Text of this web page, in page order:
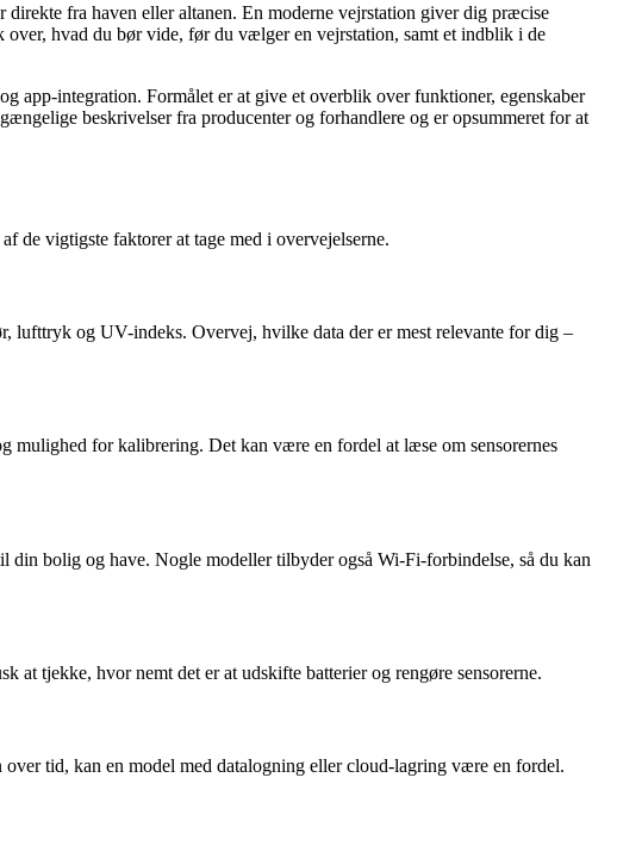
fra haven eller altanen. En moderne vejrstation giver dig præcise
over, hvad du bør vide, før du vælger en vejrstation, samt et indblik i de
app-integration. Formålet er at give et overblik over funktioner, egenskaber
beskrivelser fra producenter og forhandlere og er opsummeret for at
de vigtigste faktorer at tage med i overvejelserne.
lufttryk og UV-indeks. Overvej, hvilke data der er mest relevante for dig –
mulighed for kalibrering. Det kan være en fordel at læse om sensorernes
din bolig og have. Nogle modeller tilbyder også Wi-Fi-forbindelse, så du kan
at tjekke, hvor nemt det er at udskifte batterier og rengøre sensorerne.
tid, kan en model med datalogning eller cloud-lagring være en fordel.